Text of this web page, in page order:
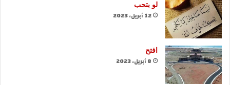
لو بتحب
12 أبريل، 2023
افتح
8 أبريل، 2023